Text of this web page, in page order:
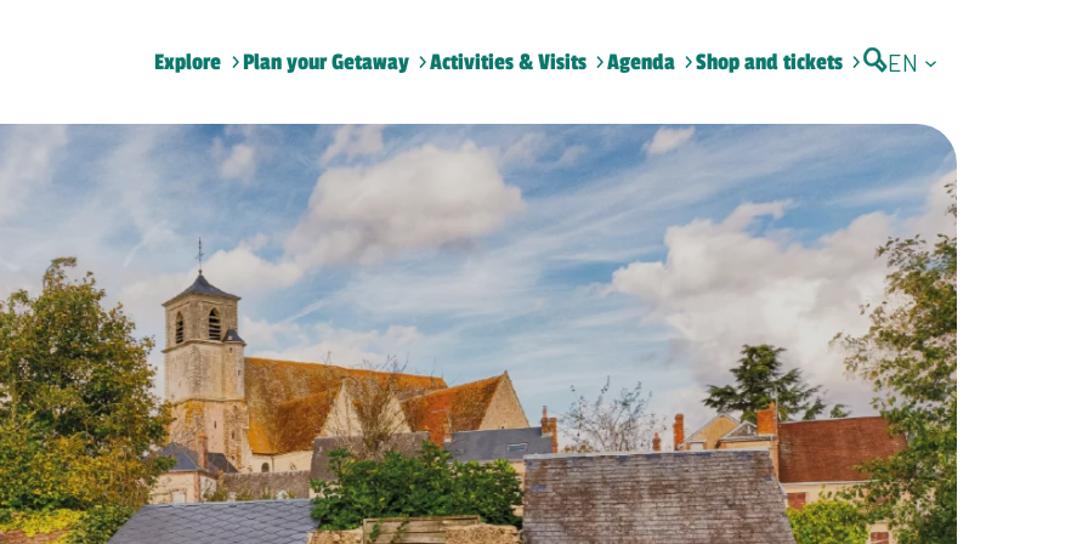
Explore Plan your Getaway Activities & Visits Agenda Shop and tickets EN